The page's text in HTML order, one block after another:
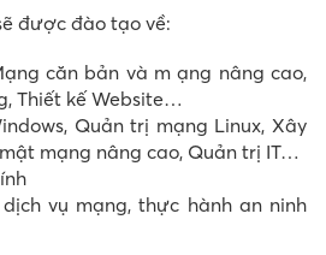
được đào tạo về:
căn bản và m ạng nâng cao,
Thiết kế Website…
Quản trị mạng Linux, Xây
mạng nâng cao, Quản trị IT…
vụ mạng, thực hành an ninh